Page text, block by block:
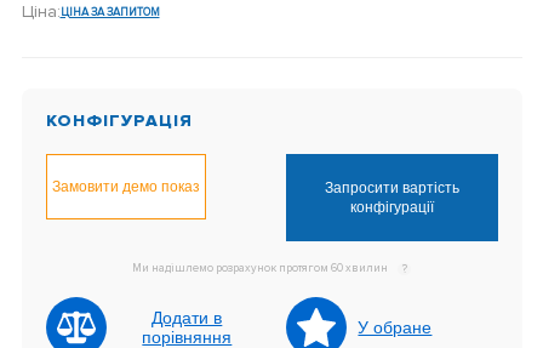
Ціна:ЦІНА ЗА ЗАПИТОМ
КОНФІГУРАЦІЯ
Замовити демо показ
Запросити вартість
конфігурації
Ми надішлемо розрахунок протягом 60 хвилин ?
Додати в
порівняння
У обране